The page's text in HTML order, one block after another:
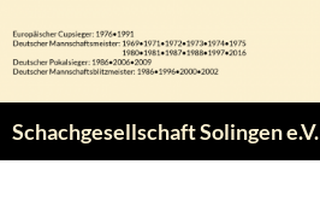
Inhalt
springen
Schachgesellschaft Solingen e.V.